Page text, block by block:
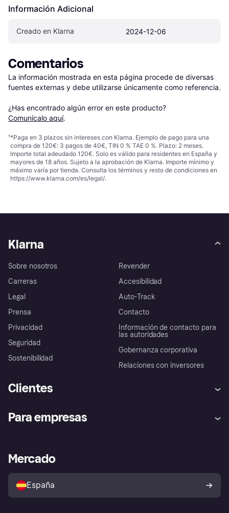
Información Adicional
Creado en Klarna 2024-12-06
Comentarios
La información mostrada en esta página procede de diversas
fuentes externas y debe utilizarse únicamente como referencia.
¿Has encontrado algún error en este producto?
Comunícalo aquí.
¹*Paga en 3 plazos sin intereses con Klarna. Ejemplo de pago para una
compra de 120€: 3 pagos de 40€, TIN 0 % TAE 0 %. Plazo: 2 meses.
Importe total adeudado 120€. Solo es válido para residentes en España y
mayores de 18 años. Sujeto a la aprobación de Klarna. Importe mínimo y
máximo varía por tienda. Consulta los términos y resto de condiciones en
https://www.klarna.com/es/legal/.
Klarna
Sobre nosotros
Carreras
Legal
Prensa
Privacidad
Seguridad
Sostenibilidad
Revender
Accesibilidad
Auto-Track
Contacto
Información de contacto para
las autoridades
Gobernanza corporativa
Relaciones con inversores
Clientes
Inicio de sesión
Directorio de tiendas
Política de protección al
comprador de Klarna
Reclamaciones
Para empresas
Acceso empresas
Mercado
España